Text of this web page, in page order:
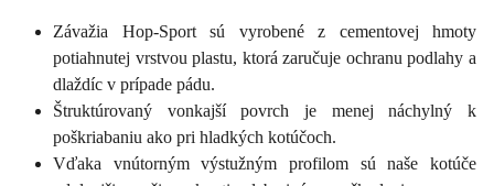
Závažia Hop-Sport sú vyrobené z cementovej hmoty
potiahnutej vrstvou plastu, ktorá zaručuje ochranu podlahy a
dlaždíc v prípade pádu.
Štruktúrovaný vonkajší povrch je menej náchylný k
poškriabaniu ako pri hladkých kotúčoch.
Vďaka vnútorným výstužným profilom sú naše kotúče